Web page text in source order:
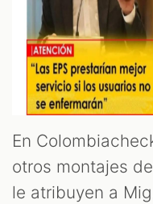
En
otros montajes
le atribuyen a